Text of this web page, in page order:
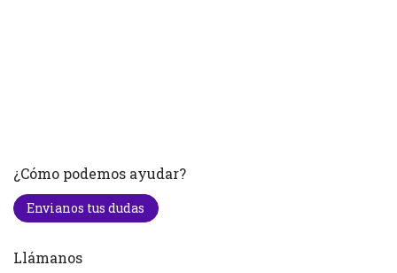
¿Cómo podemos ayudar?
Envianos tus dudas
Llámanos